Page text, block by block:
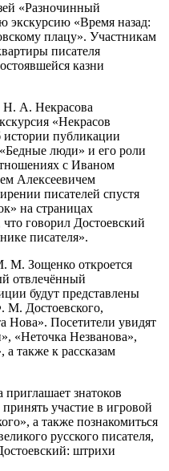
«Разночинный
экскурсию «Время назад:
плацу». Участникам
писателя
казни
Н. А. Некрасова
«Некрасов
истории публикации
люди» и его роли
с Иваном
Алексеевичем
писателей спустя
на страницах
говорил Достоевский
писателя».
М. Зощенко откроется
отвлечённый
будут представлены
М. Достоевского,
Нова». Посетители увидят
«Неточка Незванова»,
также к рассказам
знатоков
участие в игровой
а также познакомиться
русского писателя,
штрихи